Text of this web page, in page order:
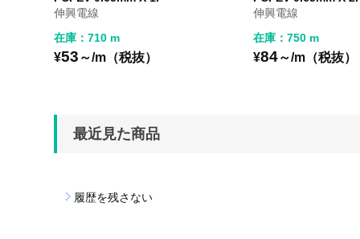
伸興電線
在庫：710 m
¥53 ～/m（税抜）
伸興電線
在庫：750 m
¥84～/m（税抜）
最近見た商品
履歴を残さない